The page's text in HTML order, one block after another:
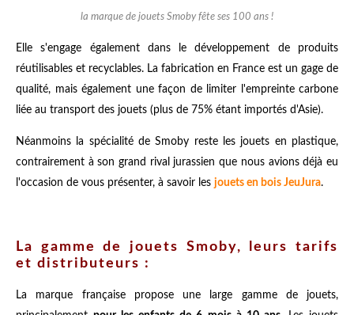
la marque de jouets Smoby fête ses 100 ans !
Elle s'engage également dans le développement de produits
réutilisables et recyclables. La fabrication en France est un gage de
qualité, mais également une façon de limiter l'empreinte carbone
liée au transport des jouets (plus de 75% étant importés d'Asie).
Néanmoins la spécialité de Smoby reste les jouets en plastique,
contrairement à son grand rival jurassien que nous avions déjà eu
l'occasion de vous présenter, à savoir les jouets en bois JeuJura.
La gamme de jouets Smoby, leurs tarifs
et distributeurs :
La marque française propose une large gamme de jouets,